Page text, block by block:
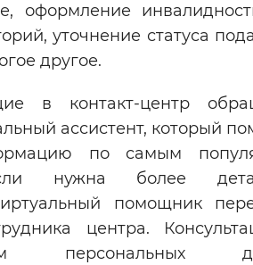
Звуковой ассистент
Остановить
стандартные настройки
оформление
уточнение статуса
другое.
в контакт-центр
ассистент, который
по самым
нужна более
помощник
центра.
персональных